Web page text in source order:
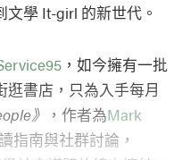
學 It-girl 的新世代。
，如今擁有一批
書店，只為入手每月
》 ，作者為Mark
指南與社群討論，